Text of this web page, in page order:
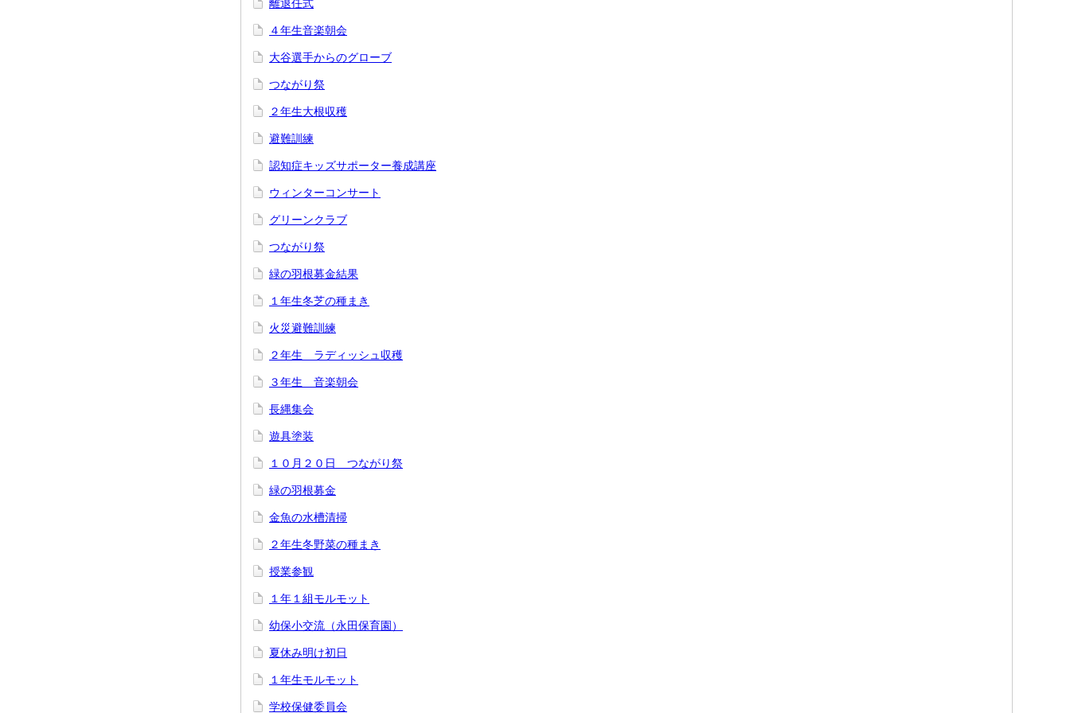
離退任式
４年生音楽朝会
大谷選手からのグローブ
つながり祭
２年生大根収穫
避難訓練
認知症キッズサポーター養成講座
ウィンターコンサート
グリーンクラブ
つながり祭
緑の羽根募金結果
１年生冬芝の種まき
火災避難訓練
２年生 ラディッシュ収穫
３年生 音楽朝会
長縄集会
遊具塗装
１０月２０日 つながり祭
緑の羽根募金
金魚の水槽清掃
２年生冬野菜の種まき
授業参観
１年１組モルモット
幼保小交流（永田保育園）
夏休み明け初日
１年生モルモット
学校保健委員会